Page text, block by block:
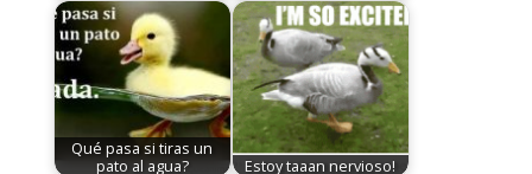
Qué pasa si tiras un
pato al agua?
Estoy taaan nervioso!